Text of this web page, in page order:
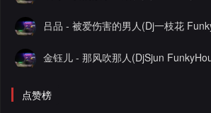
点赞榜